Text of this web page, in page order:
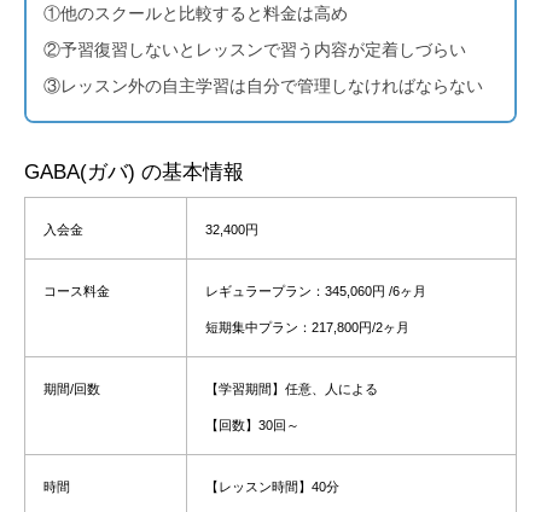
①他のスクールと比較すると料金は高め
②予習復習しないとレッスンで習う内容が定着しづらい
③レッスン外の自主学習は自分で管理しなければならない
GABA(ガバ) の基本情報
入会金 32,400円
コース料金 レギュラープラン：345,060円 /6ヶ月
短期集中プラン：217,800円/2ヶ月
期間/回数 【学習期間】任意、人による
【回数】 30回～
時間 【レッスン時間】 40分